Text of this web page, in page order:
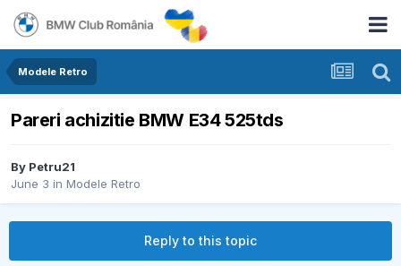
Modele Retro
Pareri achizitie BMW E34 525tds
By Petru21
June 3 in Modele Retro
Reply to this topic